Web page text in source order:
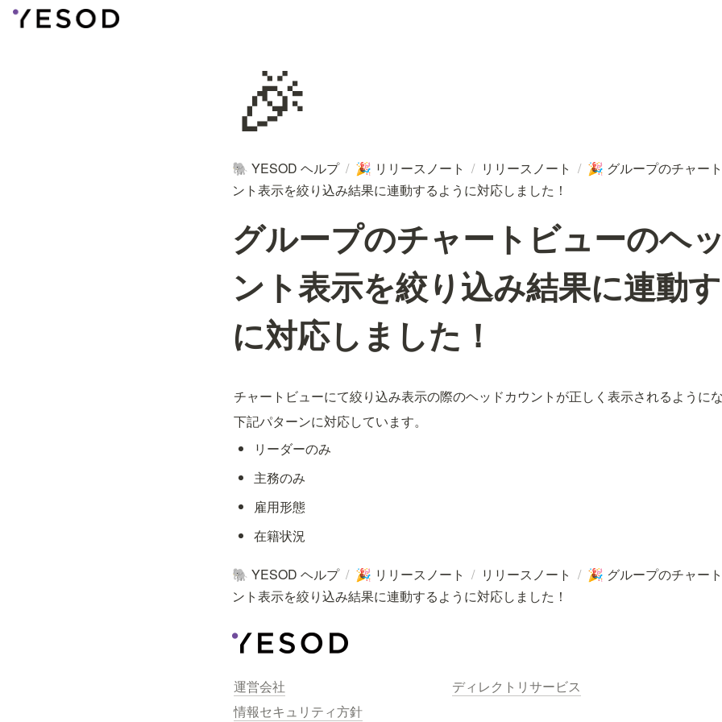
🎉
🐘 YESOD ヘルプ / 🎉 リリースノート / リリースノート / 🎉 グループのチャー
ント表示を絞り込み結果に連動するように対応しました！
グループのチャートビューのヘ
ント表示を絞り込み結果に連動
に対応しました！
チャートビューにて絞り込み表示の際のヘッドカウントが正しく表示されるように
下記パターンに対応しています。
リーダーのみ
主務のみ
雇用形態
在籍状況
🐘 YESOD ヘルプ / 🎉 リリースノート / リリースノート / 🎉 グループのチャー
ント表示を絞り込み結果に連動するように対応しました！
運営会社
情報セキュリティ方針
ディレクトリサービス